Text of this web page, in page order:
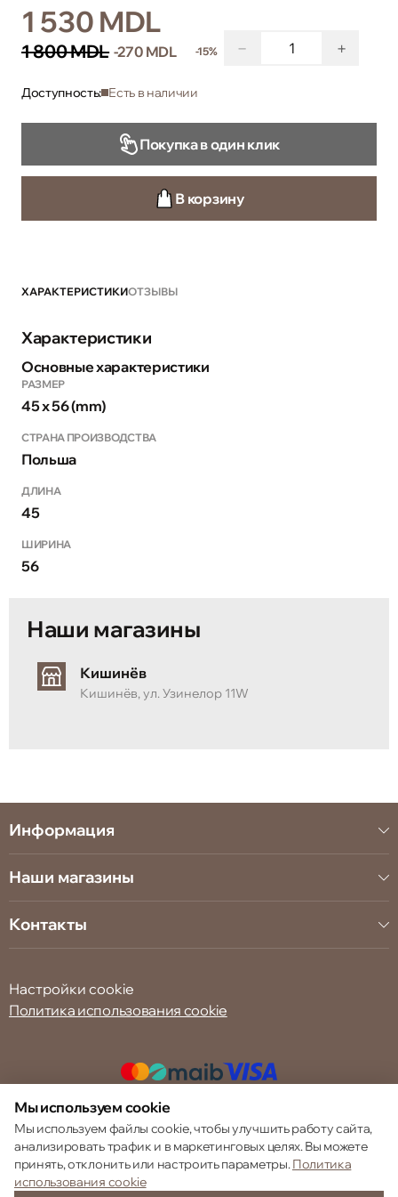
1 530 MDL
1 800 MDL -270 MDL -15% − +
Доступность: Есть в наличии
Покупка в один клик
В корзину
ХАРАКТЕРИСТИКИОТЗЫВЫ
Характеристики
Основные характеристики
РАЗМЕР
45 x 56 (mm)
СТРАНА ПРОИЗВОДСТВА
Польша
ДЛИНА
45
ШИРИНА
56
Наши магазины
Кишинёв
Кишинёв, ул. Узинелор 11W
Информация
Наши магазины
Контакты
Настройки cookie
Политика использования cookie
© 2013 – 2026 ECOM
Мы используем cookie
Мы используем файлы cookie, чтобы улучшить работу сайта,
анализировать трафик и в маркетинговых целях. Вы можете
принять, отклонить или настроить параметры.Политика
использования cookie